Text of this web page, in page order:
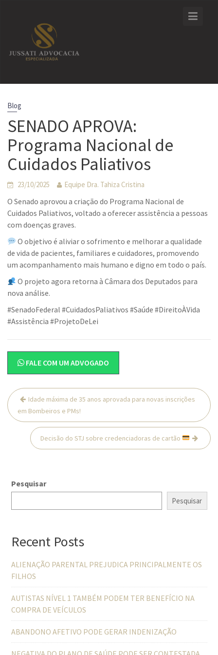
Blog
SENADO APROVA:
Programa Nacional de
Cuidados Paliativos
23/10/2025 Equipe Dra. Tahiza Cristina
O Senado aprovou a criação do Programa Nacional de
Cuidados Paliativos, voltado a oferecer assistência a pessoas
com doenças graves.
O objetivo é aliviar o sofrimento e melhorar a qualidade
de vida de pacientes, familiares e cuidadores, promovendo
um acompanhamento mais humano e digno em todo o país.
O projeto agora retorna à Câmara dos Deputados para
nova análise.
#SenadoFederal #CuidadosPaliativos #Saúde #DireitoÀVida
#Assistência #ProjetoDeLei
FALE COM UM ADVOGADO
Navegação
de
Post
Idade máxima de 35 anos aprovada para novas inscrições
em Bombeiros e PMs!
Decisão do STJ sobre credenciadoras de cartão
Pesquisar
Pesquisar
Recent Posts
ALIENAÇÃO PARENTAL PREJUDICA PRINCIPALMENTE OS
FILHOS
AUTISTAS NÍVEL 1 TAMBÉM PODEM TER BENEFÍCIO NA
COMPRA DE VEÍCULOS
ABANDONO AFETIVO PODE GERAR INDENIZAÇÃO